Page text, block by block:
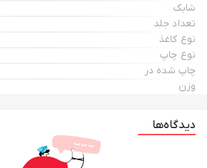
شابک
تعداد جلد
نوع کاغذ
نوع چاپ
چاپ شده در
وزن
دیدگاه‌ها